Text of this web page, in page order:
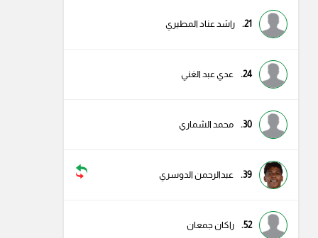
21. راشد عناد المطيري
24. عدي عبد الغني
30. محمد الشماري
39. عبدالرحمن الدوسري
52. راكان جمعان